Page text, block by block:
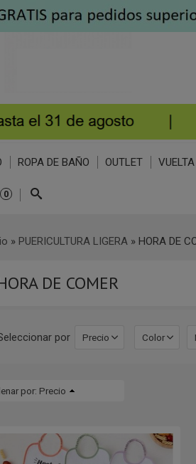
ROPA DE BAÑO OUTLET
0
» PUERICULTURA LIGERA» HORA DE
DE COMER
por Precio Color
por: Precio